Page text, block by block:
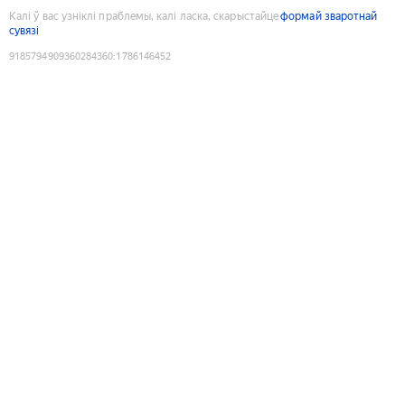
Калі ў вас узніклі праблемы, калі ласка, скарыстайцеформай зваротнай
сувязі
9185794909360284360:1786146452